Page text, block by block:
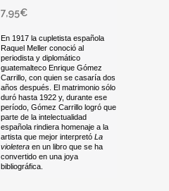
7,95€
En 1917 la cupletista española
Raquel Meller conoció al
periodista y diplomático
guatemalteco Enrique Gómez
Carrillo, con quien se casaría dos
años después. El matrimonio sólo
duró hasta 1922 y, durante ese
período, Gómez Carrillo logró que
parte de la intelectualidad
española rindiera homenaje a la
artista que mejor interpretó La
violetera en un libro que se ha
convertido en una joya
bibliográfica.